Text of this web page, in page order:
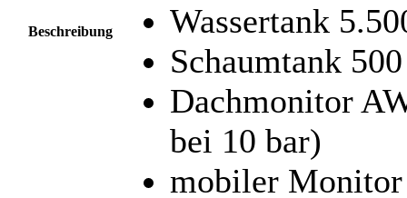
Beschreibung
Wassertank
Schaumtank
Dachmonitor
bei 10 bar)
mobiler